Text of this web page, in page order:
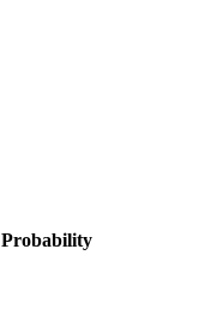
Probability